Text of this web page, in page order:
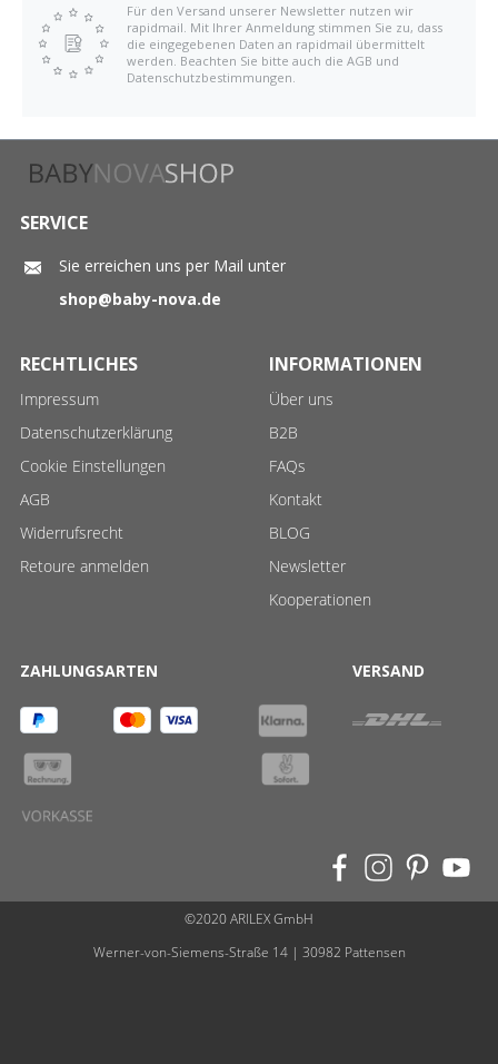
Für den Versand unserer Newsletter nutzen wir
rapidmail. Mit Ihrer Anmeldung stimmen Sie zu, dass
die eingegebenen Daten an rapidmail übermittelt
werden. Beachten Sie bitte auch die AGB und
Datenschutzbestimmungen.
SERVICE
Sie erreichen uns per Mail unter
shop@baby-nova.de
RECHTLICHES
Impressum
Datenschutzerklärung
Cookie Einstellungen
AGB
Widerrufsrecht
Retoure anmelden
INFORMATIONEN
Über uns
B2B
FAQs
Kontakt
BLOG
Newsletter
Kooperationen
ZAHLUNGSARTEN VERSAND
©2020 ARILEX GmbH
Werner-von-Siemens-Straße 14 | 30982 Pattensen